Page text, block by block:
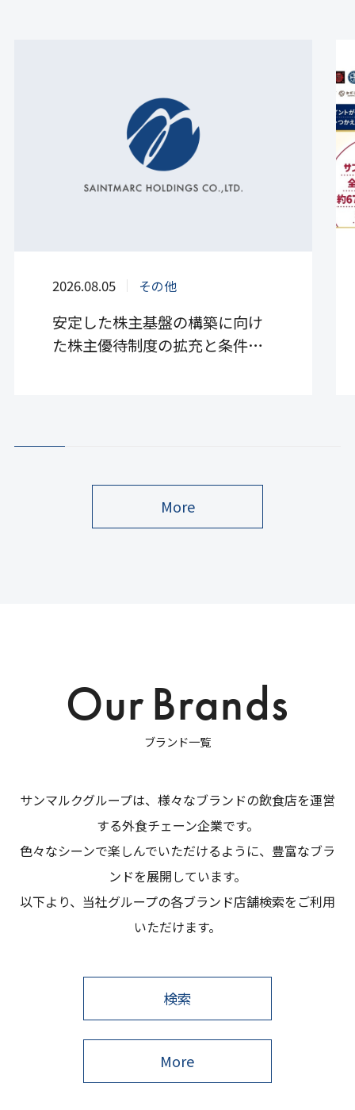
2026.08.05 その他
安定した株主基盤の構築に向け
た株主優待制度の拡充と条件変
More
OurBrands
ブラン ド一覧
サンマルクグループは、様々なブランドの飲食店を運営
する外食チェーン企業です。
色々なシーンで楽しんでいただけるように、豊富なブラ
ンドを展開しています。
以下より、当社グループの各ブランド店舗検索をご利用
いただけます。
検索
More